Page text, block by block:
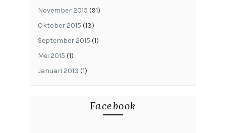
November 2015 (91)
Oktober 2015 (13)
September 2015 (1)
Mei 2015 (1)
Januari 2013 (1)
Facebook